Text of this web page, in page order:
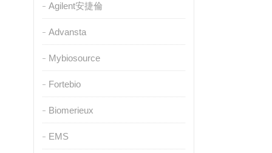
Agilent安捷倫
Advansta
Mybiosource
Fortebio
Biomerieux
EMS